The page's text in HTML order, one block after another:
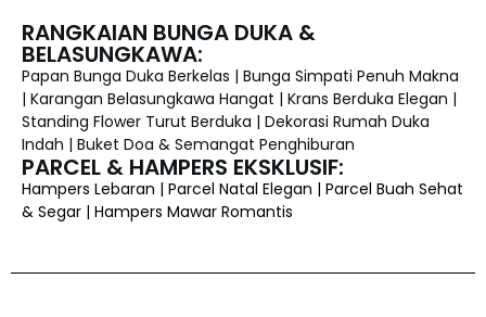
RANGKAIAN BUNGA DUKA &
BELASUNGKAWA:
Papan Bunga Duka Berkelas | Bunga Simpati Penuh Makna
| Karangan Belasungkawa Hangat | Krans Berduka Elegan |
Standing Flower Turut Berduka | Dekorasi Rumah Duka
Indah | Buket Doa & Semangat Penghiburan
PARCEL & HAMPERS EKSKLUSIF:
Hampers Lebaran | Parcel Natal Elegan | Parcel Buah Sehat
& Segar | Hampers Mawar Romantis